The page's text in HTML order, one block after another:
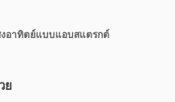
งอาทิตย์แบบแอบสแตรกต์
ย